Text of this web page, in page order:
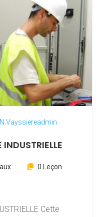
N.vayssiereadmin
0 Leçon
Cette